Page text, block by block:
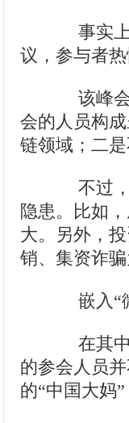
事实上
议，参与者热
该峰会
会的人员构
链领域；二
不过，
隐患。比如
大。另外，
销、集资诈骗
嵌入“
在其中
的参会人员
的“中国大妈